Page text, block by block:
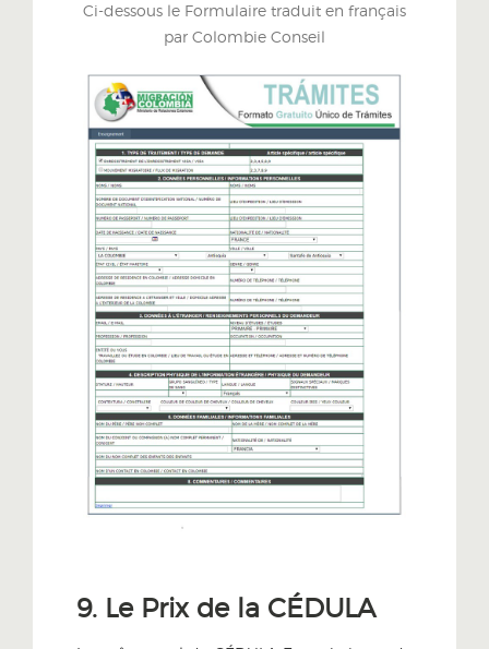
Ci-dessous le Formulaire traduit en français
par Colombie Conseil
9. Le Prix de la CÉDULA